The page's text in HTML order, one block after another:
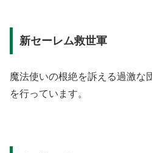
新セーレム救世軍
魔法使いの根絶を訴える過激な
を行っています。